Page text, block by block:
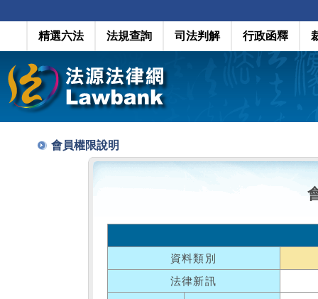
精選六法 法規查詢 司法判解 行政函釋
會員權限說明
資料類別
法律新訊